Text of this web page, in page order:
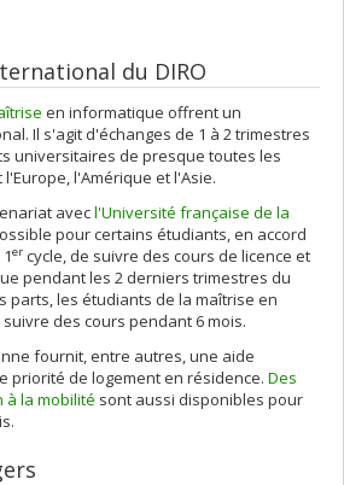
du DIRO
en informatique offrent un
Il s'agit d'échanges de 1 à 2 trimestres
universitaires de presque toutes les
l'Amérique et l'Asie.
avecl'Université française de la
pour certains étudiants, en accord
er cycle, de suivre des cours de licence et
pendant les 2 derniers trimestres du
parts, les étudiants de la maîtrise en
des cours pendant 6 mois.
fournit, entre autres, une aide
priorité de logement en résidence. Des
à la mobilité sont aussi disponibles pour